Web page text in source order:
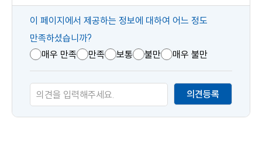
콘
텐
츠
만
족
도
이 페이지에서 제공하는 정보에 대하여 어느 정도
만족하셨습니까?
매우 만족
만족 보통 불만 매우 불만
의견등록